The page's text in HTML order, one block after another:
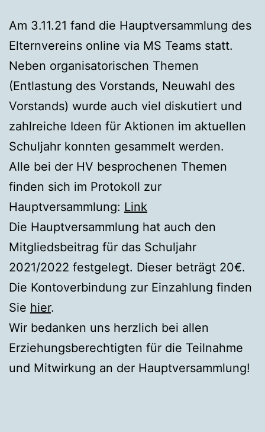
Am 3.11.21 fand die Hauptversammlung des
Elternvereins online via MS Teams statt.
Neben organisatorischen Themen
(Entlastung des Vorstands, Neuwahl des
Vorstands) wurde auch viel diskutiert und
zahlreiche Ideen für Aktionen im aktuellen
Schuljahr konnten gesammelt werden.
Alle bei der HV besprochenen Themen
finden sich im Protokoll zur
Hauptversammlung: Link
Die Hauptversammlung hat auch den
Mitgliedsbeitrag für das Schuljahr
2021/2022 festgelegt. Dieser beträgt 20€.
Die Kontoverbindung zur Einzahlung finden
Sie hier.
Wir bedanken uns herzlich bei allen
Erziehungsberechtigten für die Teilnahme
und Mitwirkung an der Hauptversammlung!